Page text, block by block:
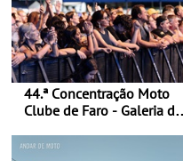
44.ª Concentração Moto
Clube de Faro - Galeria de